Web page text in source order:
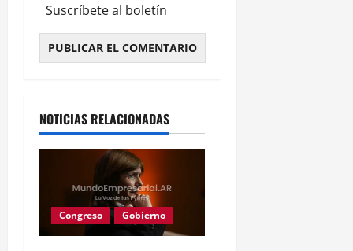
Suscríbete al boletín
NOTICIAS RELACIONADAS
Congreso Gobierno